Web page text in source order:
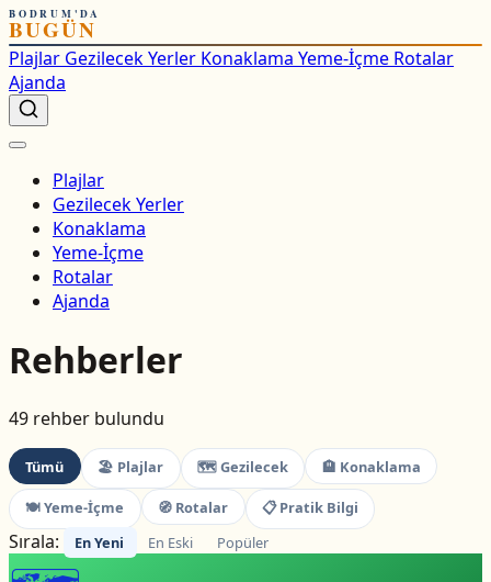
BODRUM'DA
BUGÜN
Plajlar Gezilecek Yerler Konaklama Yeme-İçme Rotalar
Ajanda
Plajlar
Gezilecek Yerler
Konaklama
Yeme-İçme
Rotalar
Ajanda
Rehberler
49 rehber bulundu
Tümü 🏖 Plajlar 🗺 Gezilecek 🏨 Konaklama
🍽 Yeme-İçme 🧭 Rotalar 📋 Pratik Bilgi
Sırala: En Yeni En Eski Popüler